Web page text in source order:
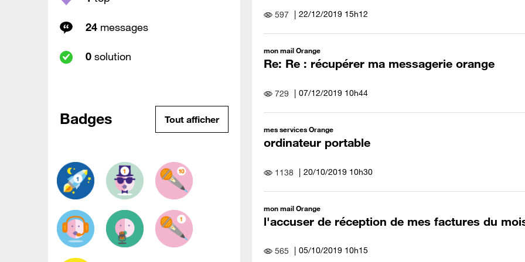
24 messages
0 solution
Badges Tout afficher
597 ‎22/12/2019 15h12
mon mail Orange
Re: Re : récupérer ma messagerie orange
729 ‎07/12/2019 10h44
mes services Orange
ordinateur portable
1138 ‎20/10/2019 10h30
mon mail Orange
l'accuser de réception de mes factures du
565 ‎05/10/2019 10h15